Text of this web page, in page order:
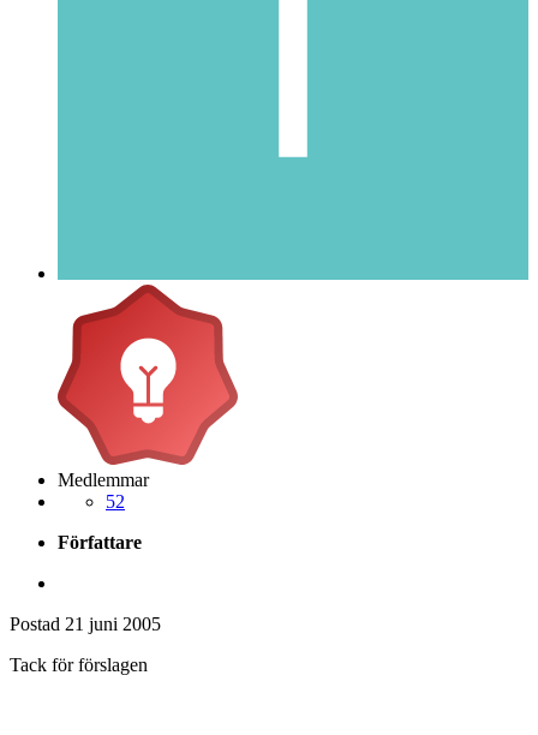
Medlemmar
52
Författare
Postad 21 juni 2005
Tack för förslagen